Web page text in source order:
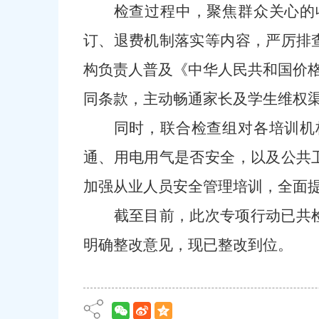
检查过程中，聚焦群众关心
订、退费机制落实等内容，严厉
构负责人普及《中华人民共和国价
同条款，主动畅通家长及学生维权
同时，联合检查组对各培训
通、用电用气是否安全，以及公
加强从业人员安全管理培训，全面
截至目前，此次专项行动已共
明确整改意见，现已整改到位。